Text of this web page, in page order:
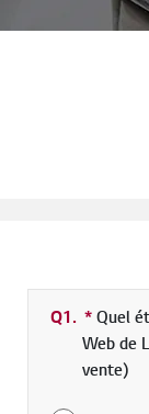
Q1. *Quel
Web de
vente)